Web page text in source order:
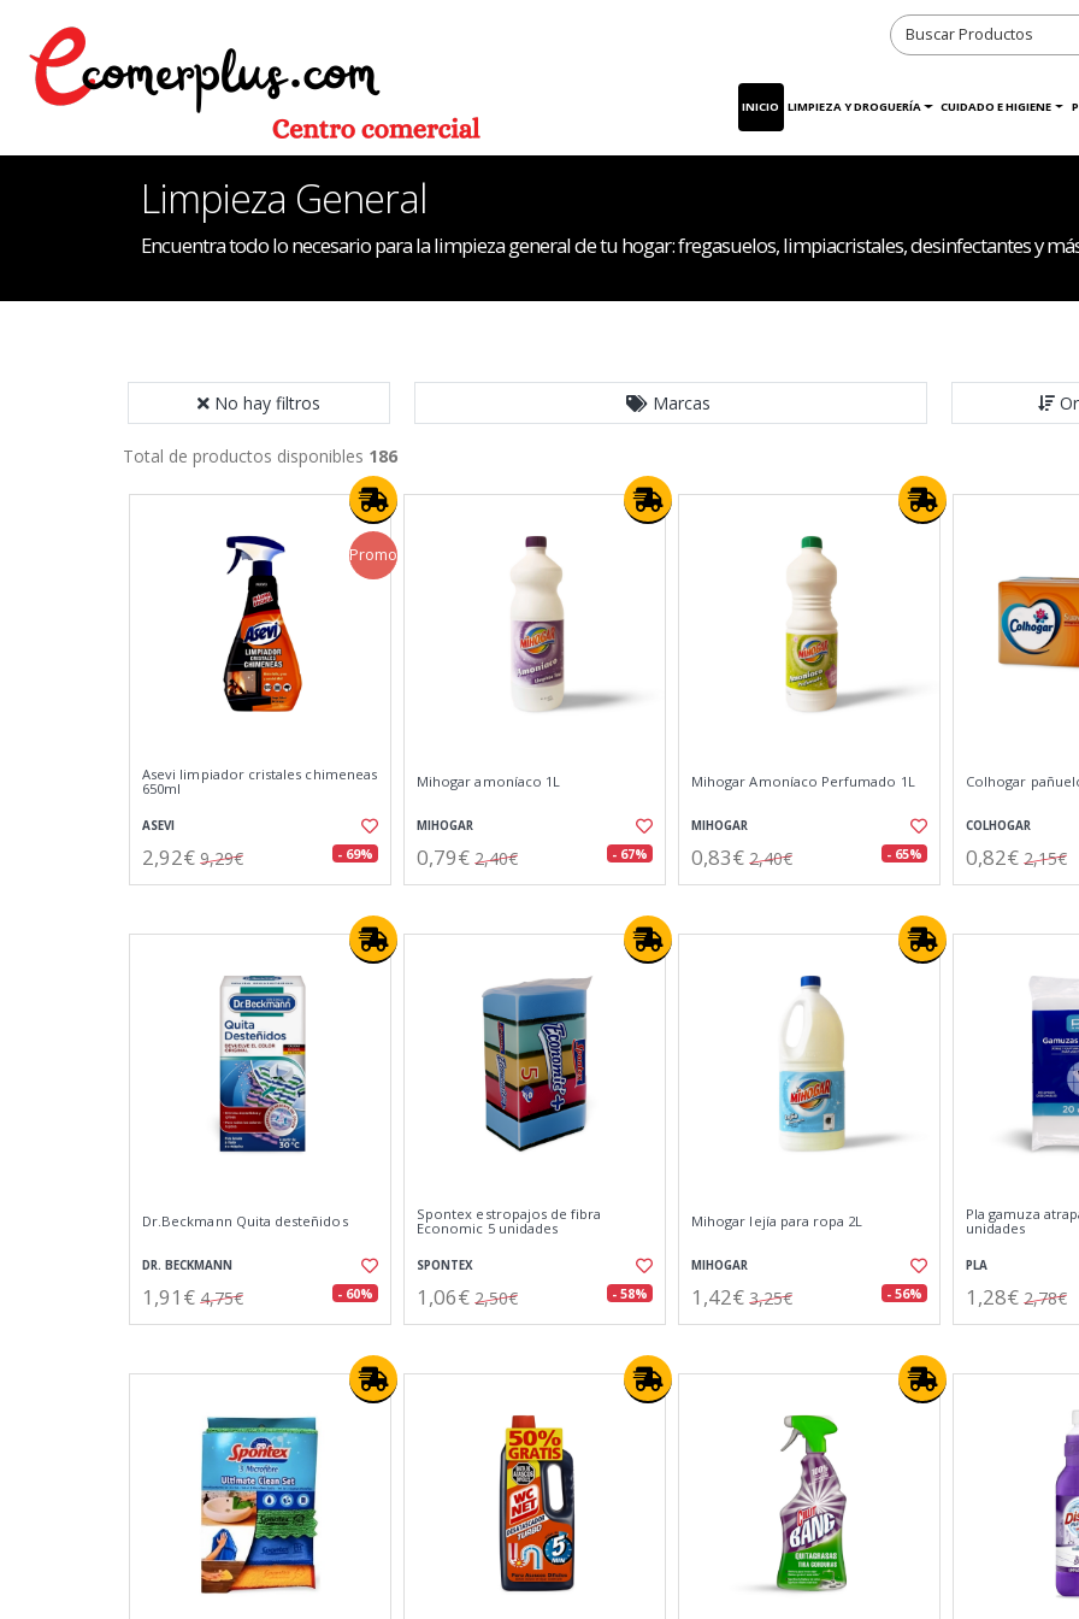
INICIO LIMPIEZA Y DROGUERÍA CUIDADO E HIGIENE
Limpieza General
Encuentra todo lo necesario para la limpieza general de tu hogar: fregasuelos, limpiacristales, desinfectantes y
No hay filtros Marcas
Total de productos disponibles 186
Promo
Asevi limpiador cristales chimeneas
650ml
ASEVI
2,92€ 9,29€ - 69%
Mihogar amoníaco 1L
MIHOGAR
0,79€ 2,40€ - 67%
Mihogar Amoníaco Perfumado 1L
MIHOGAR
0,83€ 2,40€ - 65%
Colhogar
COLHOGAR
0,82€ 2,15€
Dr.Beckmann Quita desteñidos
DR. BECKMANN
1,91€ 4,75€ - 60%
Spontex estropajos de fibra
Economic 5 unidades
SPONTEX
1,06€ 2,50€ - 58%
Mihogar lejía para ropa 2L
MIHOGAR
1,42€ 3,25€ - 56%
Pla gamuza
unidades
PLA
1,28€ 2,78€